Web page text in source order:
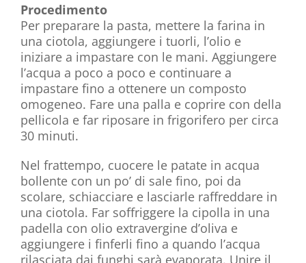
Procedimento
Per preparare la pasta, mettere la farina in
una ciotola, aggiungere i tuorli, l’olio e
iniziare a impastare con le mani. Aggiungere
l’acqua a poco a poco e continuare a
impastare fino a ottenere un composto
omogeneo. Fare una palla e coprire con della
pellicola e far riposare in frigorifero per circa
30 minuti.
Nel frattempo, cuocere le patate in acqua
bollente con un po’ di sale fino, poi da
scolare, schiacciare e lasciarle raffreddare in
una ciotola. Far soffriggere la cipolla in una
padella con olio extravergine d’oliva e
aggiungere i finferli fino a quando l’acqua
rilasciata dai funghi sarà evaporata. Unire il